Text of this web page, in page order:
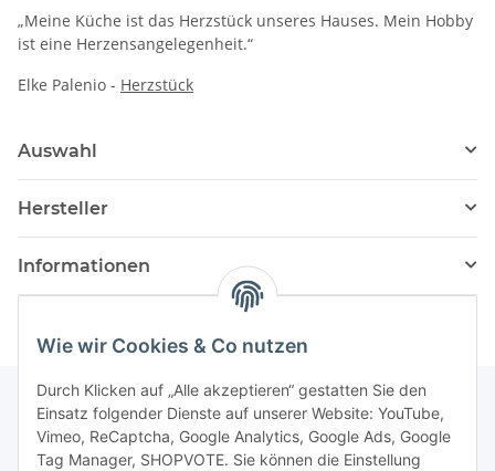
Wie wir Cookies & Co nutzen
Durch Klicken auf „Alle akzeptieren“ gestatten Sie den
Einsatz folgender Dienste auf unserer Website: YouTube,
Vimeo, ReCaptcha, Google Analytics, Google Ads, Google
Tag Manager, SHOPVOTE. Sie können die Einstellung
„Meine Küche ist das Herzstück unseres Hauses. Mein Hobby
ist eine Herzensangelegenheit.“
Elke Palenio - Herzstück
Auswahl
Hersteller
Informationen
Newsletter Abonnieren